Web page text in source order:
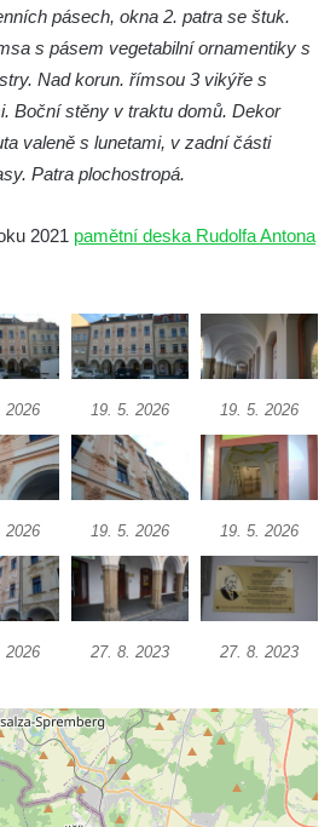
v Lužci nad Vltavou
Kyselka
Preidla v České
škola ve Velenicích
Svojkově
prýmků – dnes
Perštejně
pásech, okna 2. patra se štuk.
s pásem vegetabilní ornamentiky s
Nad korun. římsou 3 vikýře s
Boční stěny v traktu domů. Dekor
valeně s lunetami, v zadní části
Patra plochostropá.
2021 pamětní deska Rudolfa Antona
2026 19. 5. 2026 19. 5. 2026
2026 19. 5. 2026 19. 5. 2026
2026 27. 8. 2023 27. 8. 2023